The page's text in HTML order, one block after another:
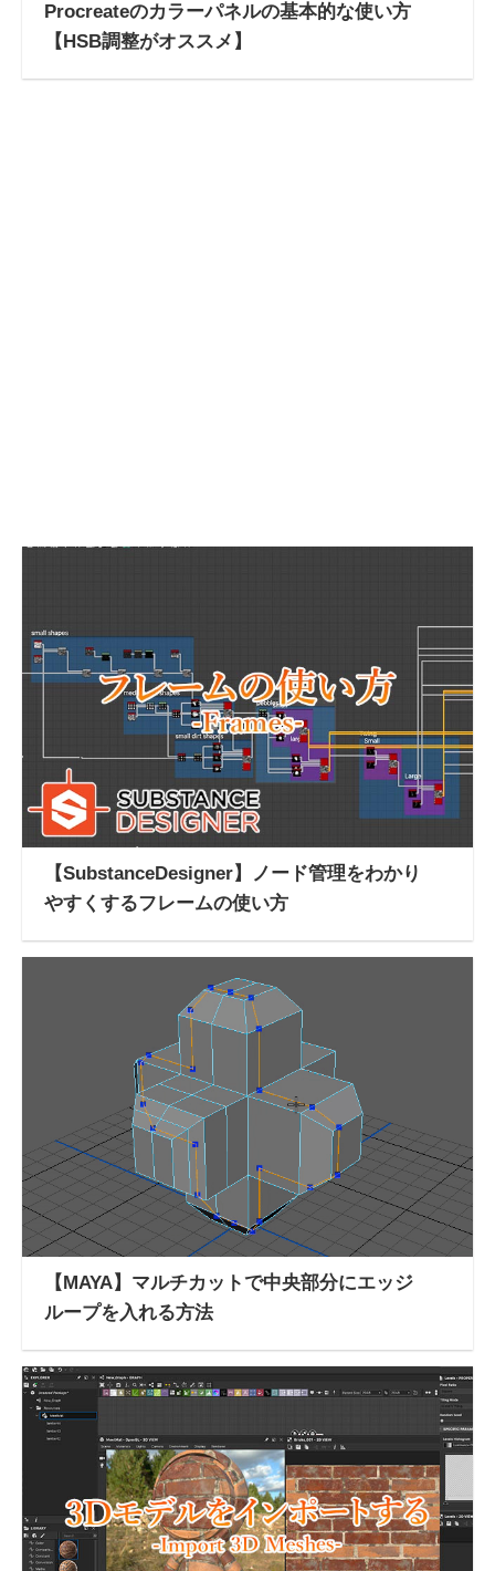
Procreateのカラーパネルの基本的な使い方
【HSB調整がオススメ】
【SubstanceDesigner】ノード管理をわかり
やすくするフレームの使い方
【MAYA】マルチカットで中央部分にエッジ
ループを入れる方法